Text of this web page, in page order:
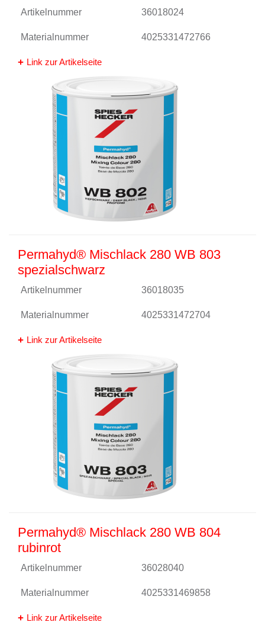
Artikelnummer 36018024
Materialnummer 4025331472766
Link zur Artikelseite
Permahyd® Mischlack 280 WB 803
spezialschwarz
Artikelnummer 36018035
Materialnummer 4025331472704
Link zur Artikelseite
Permahyd® Mischlack 280 WB 804
rubinrot
Artikelnummer 36028040
Materialnummer 4025331469858
Link zur Artikelseite